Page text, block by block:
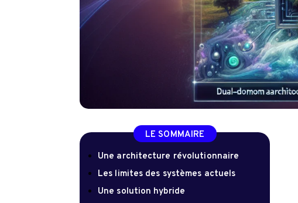
LE SOMMAIRE
Une architecture révolutionnaire
Les limites des systèmes actuels
Une solution hybride